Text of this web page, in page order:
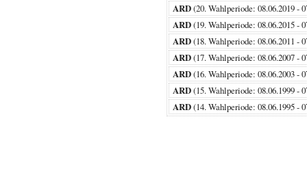
ARD(20. Wahlperiode:
ARD(19. Wahlperiode:
ARD(18. Wahlperiode:
ARD(17. Wahlperiode:
ARD(16. Wahlperiode:
ARD(15. Wahlperiode:
ARD(14. Wahlperiode: